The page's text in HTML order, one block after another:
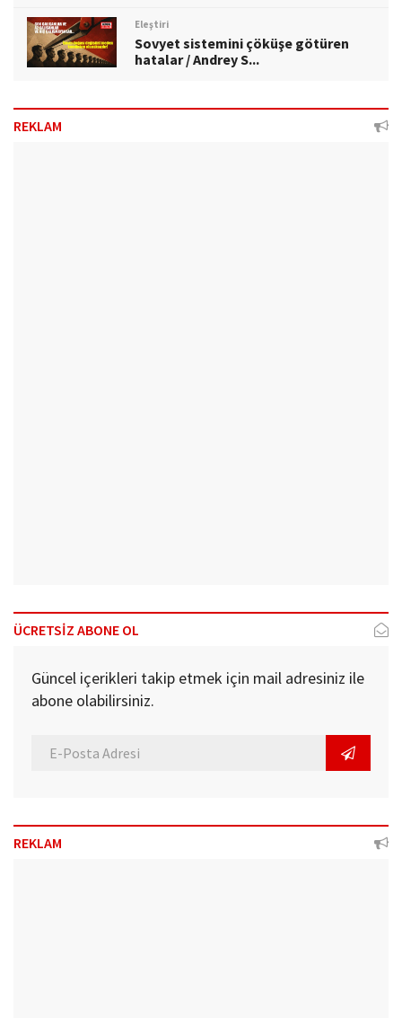
Eleştiri
Sovyet sistemini çöküşe götüren
hatalar / Andrey S...
REKLAM
ÜCRETSİZ ABONE OL
Güncel içerikleri takip etmek için mail adresiniz ile
abone olabilirsiniz.
REKLAM